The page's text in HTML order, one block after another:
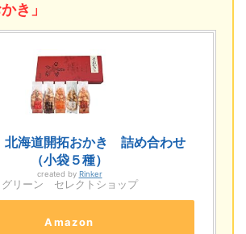
き」
海道開拓おかき 詰め合わせ
（小袋５種）
created by Rinker
グリーン セレクトショップ
Amazon